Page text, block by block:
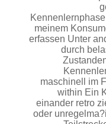
meinem
erfassen Unter
durch
maschinell im
within Ein
einander retro
oder